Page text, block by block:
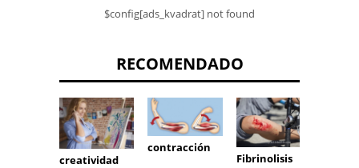
$config[ads_kvadrat] not found
RECOMENDADO
creatividad
contracción
Fibrinolisis